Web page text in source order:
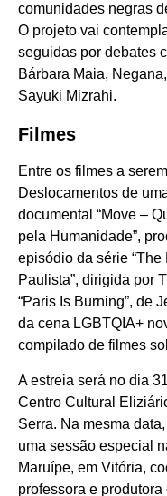
comunidades negras
O projeto vai
seguidas por debates
Bárbara Maia,
Sayuki Mizrahi.
Filmes
Entre os filmes a
Deslocamentos de
documental “Move –
pela Humanidade”,
episódio da série “The
Paulista”, dirigida por
“Paris Is Burning”, de
da cena LGBTQIA+
compilado de filmes
A estreia será no dia
Centro Cultural
Serra. Na mesma
uma sessão especial
Maruípe, em Vitória,
professora e